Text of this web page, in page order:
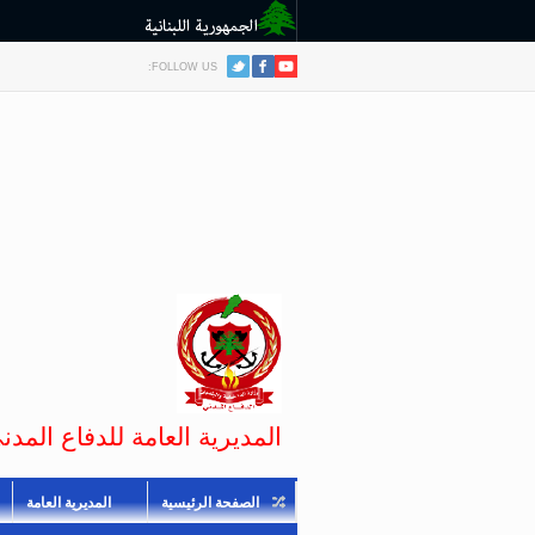
FOLLOW US:
المديرية العامة للدفاع
الصفحة الرئيسية المديرية العامة